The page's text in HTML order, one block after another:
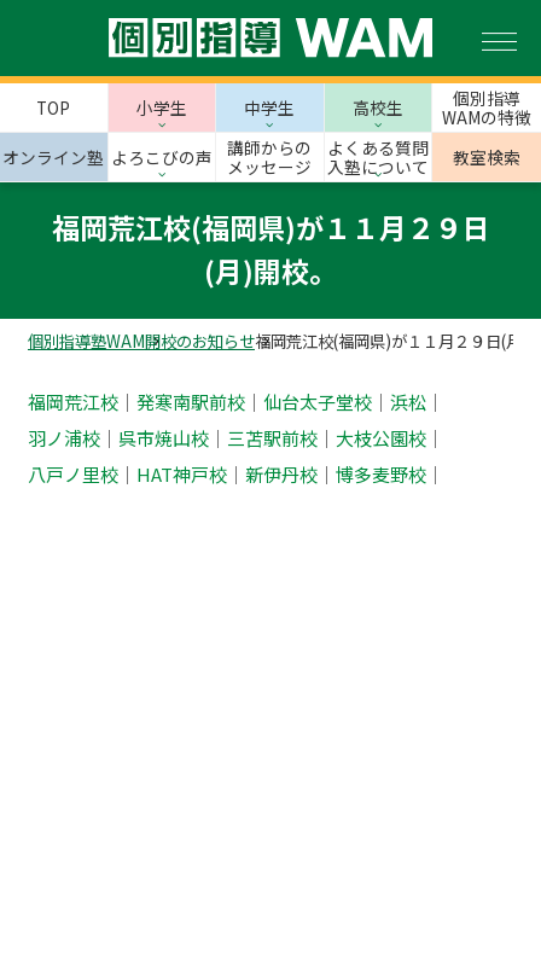
TOP 小学生 中学生 高校生
個別指導
WAMの特徴
オンライン塾 よろこびの声
講師からの
メッセージ
よくある質問
入塾について
教室検索
福岡荒江校(福岡県)が１１月２９日
(月)開校。
個別指導塾WAM開校のお知らせ福岡荒江校(福岡県)が１１月２９日(月)
福岡荒江校｜ 発寒南駅前校｜ 仙台太子堂校｜ 浜松｜
羽ノ浦校｜ 呉市焼山校｜ 三苫駅前校｜ 大枝公園校｜
八戸ノ里校｜ HAT神戸校｜ 新伊丹校｜ 博多麦野校｜